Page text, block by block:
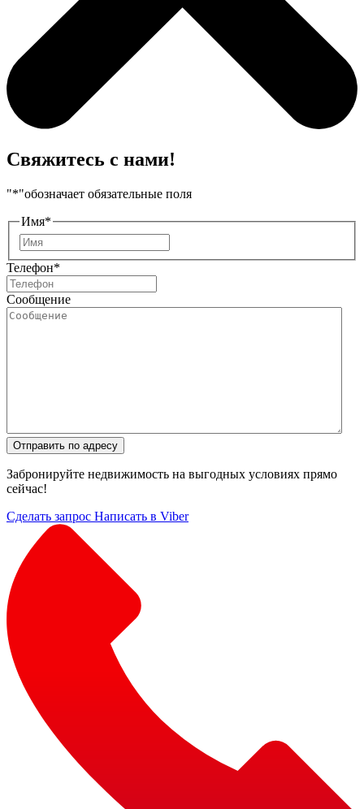
Свяжитесь с нами!
"*"обозначает обязательные поля
Имя*
Телефон*
Сообщение
Отправить по адресу
Забронируйте недвижимость на выгодных условиях прямо
сейчас!
Сделать запрос Написать в Viber